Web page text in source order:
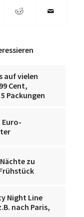
auf vielen
Cent,
Packungen
Euro-
zu
Night Line
nach Paris,